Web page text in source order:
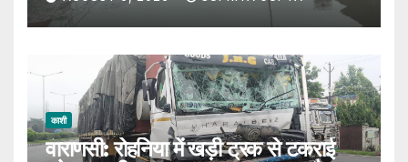
काशी
वाराणसी: रोहनिया में खड़ी ट्रक से टकराई